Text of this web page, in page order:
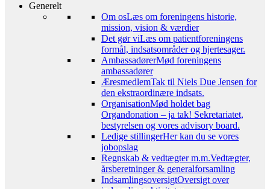
Generelt
Om osLæs om foreningens historie,
mission, vision & værdier
Det gør viLæs om patientforeningens
formål, indsatsområder og hjertesager.
AmbassadørerMød foreningens
ambassadører
ÆresmedlemTak til Niels Due Jensen for
den ekstraordinære indsats.
OrganisationMød holdet bag
Organdonation – ja tak! Sekretariatet,
bestyrelsen og vores advisory board.
Ledige stillingerHer kan du se vores
jobopslag
Regnskab & vedtægter m.m.Vedtægter,
årsberetninger & generalforsamling
IndsamlingsoversigtOversigt over